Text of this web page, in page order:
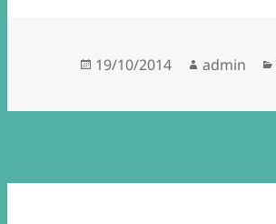
Posted
19/10/2014 Author
admin